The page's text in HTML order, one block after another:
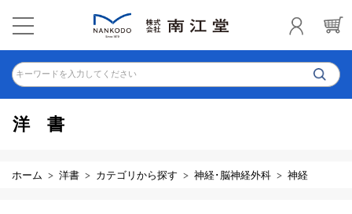
キーワードを入力してください
洋書
ホーム 洋書 カテゴリから探す 神経･脳神経外科 神経